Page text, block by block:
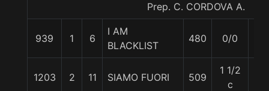
Prep. C. CORDOVA A.
939 1 6
I AM
BLACKLIST
480 0/0
1203 2 11 SIAMO FUORI 509
1 1/2
c